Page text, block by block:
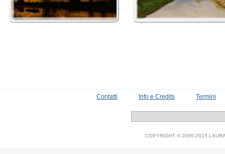
Contatti Info e Credits Termini
COPYRIGHT © 2006-2015